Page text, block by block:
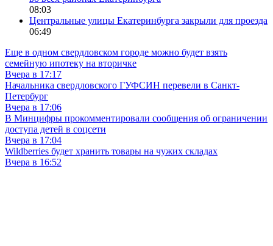
08:03
Центральные улицы Екатеринбурга закрыли для проезда
06:49
Еще в одном свердловском городе можно будет взять
семейную ипотеку на вторичке
Вчера в 17:17
Начальника свердловского ГУФСИН перевели в Санкт-
Петербург
Вчера в 17:06
В Минцифры прокомментировали сообщения об ограничении
доступа детей в соцсети
Вчера в 17:04
Wildberries будет хранить товары на чужих складах
Вчера в 16:52